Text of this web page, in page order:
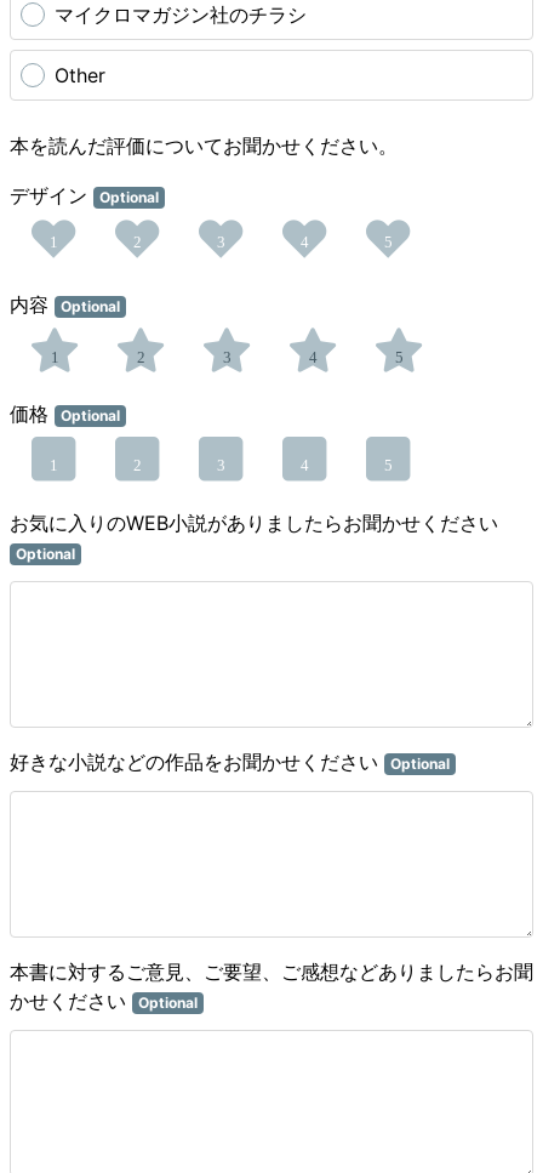
マイクロマガジン社のチラシ
Other
本を読んだ評価についてお聞かせください。
デザイン Optional
1 2 3 4 5
内容 Optional
1 2 3 4 5
価格 Optional
1 2 3 4 5
お気に入りのWEB小説がありましたらお聞かせください
Optional
好きな小説などの作品をお聞かせください Optional
本書に対するご意見、ご要望、ご感想などありましたらお聞
かせください
Optional